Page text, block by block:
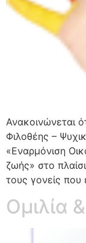
Ανακοινώνεται
Φιλοθέης –
«Εναρμόνιση
ζωής» στο
τους γονείς που
Ομιλία